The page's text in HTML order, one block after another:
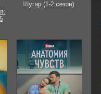
Шугар (1-2 сезон)